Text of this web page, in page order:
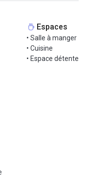
et de la Gare Part-
bureaux !
Espaces
• Salle à manger
• Cuisine
• Espace détente